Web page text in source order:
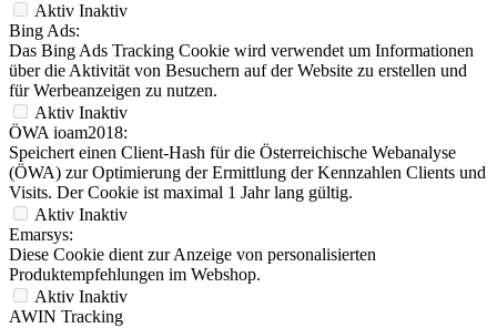
Aktiv Inaktiv
Bing Ads:
Das Bing Ads Tracking Cookie wird verwendet um Informationen
über die Aktivität von Besuchern auf der Website zu erstellen und
für Werbeanzeigen zu nutzen.
Aktiv Inaktiv
ÖWA ioam2018:
Speichert einen Client-Hash für die Österreichische Webanalyse
(ÖWA) zur Optimierung der Ermittlung der Kennzahlen Clients und
Visits. Der Cookie ist maximal 1 Jahr lang gültig.
Aktiv Inaktiv
Emarsys:
Diese Cookie dient zur Anzeige von personalisierten
Produktempfehlungen im Webshop.
Aktiv Inaktiv
AWIN Tracking